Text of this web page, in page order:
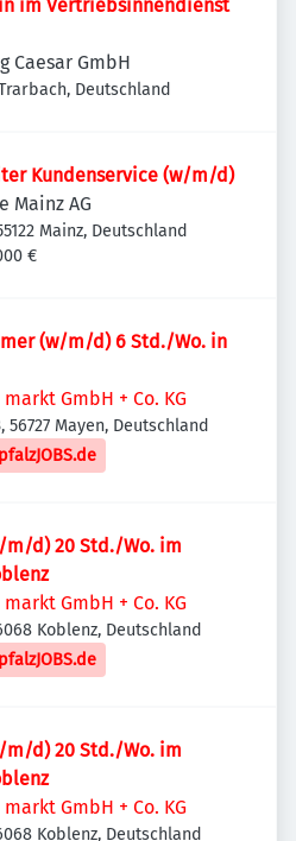
im Vertriebsinnendienst
Caesar GmbH
Deutschland
Kundenservice (w/m/d)
Mainz AG
Mainz, Deutschland
€
(w/m/d) 6 Std./Wo. in
GmbH + Co. KG
56727 Mayen, Deutschland
m/d) 20 Std./Wo. im
GmbH + Co. KG
Koblenz, Deutschland
m/d) 20 Std./Wo. im
GmbH + Co. KG
Koblenz, Deutschland